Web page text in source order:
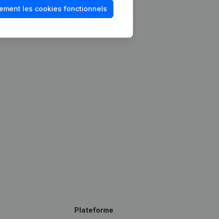
les cookies fonctionnels
Plateforme